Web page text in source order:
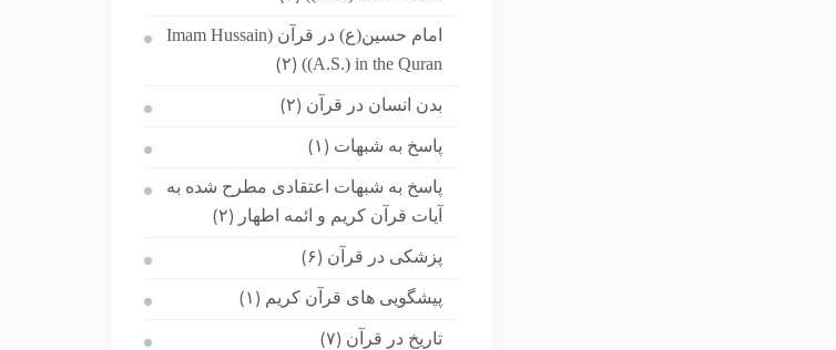
امام حسین(ع) در قرآن (Imam Hussain
(A.S.) in the Quran)
(۲)
بدن انسان در قرآن (۲)
پاسخ به شبهات (۱)
پاسخ به شبهات اعتقادی مطرح شده به
آیات قرآن کریم و ائمه اطهار
(۲)
پزشکی در قرآن (۶)
پیشگویی های قرآن کریم (۱)
تاریخ در قرآن (۷)